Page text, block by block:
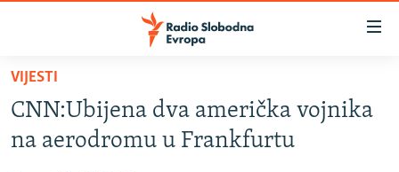
Pređite
glavni
sadržaj
BOSNA I HERCEGOVINA
VIJESTI
CNN:Ubijena dva američka vojnika
na aerodromu u Frankfurtu